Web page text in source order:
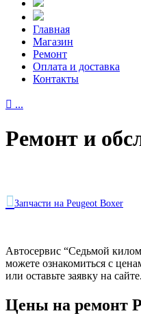
Главная
Магазин
Ремонт
Оплата и доставка
Контакты
 ...
Ремонт и
Запчасти на Peugeot Boxer
Автосервис “Седьмой
можете ознакомиться с
или оставьте заявку на сайте.
Цены на ремонт